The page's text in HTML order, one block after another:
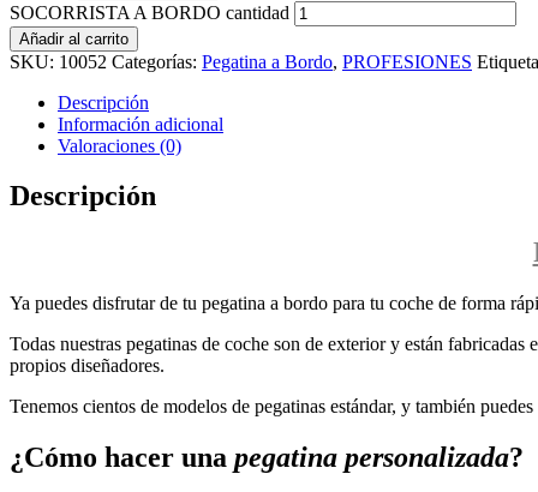
SOCORRISTA A BORDO cantidad
Añadir al carrito
SKU: 10052 Categorías: Pegatina a Bordo, PROFESIONES
Descripción
Información adicional
Valoraciones (0)
Descripción
Ya puedes disfrutar de tu pegatina a bordo para tu coche de forma
Todas nuestras pegatinas de coche son de exterior y están
propios diseñadores.
Tenemos cientos de modelos de pegatinas estándar, y también
¿Cómo hacer una pegatina personalizada?